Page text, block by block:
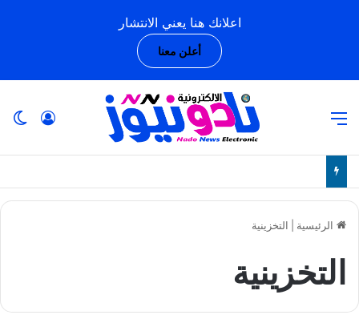
اعلانك هنا يعني الانتشار
أعلن معنا
الرئيسية التخزينية
التخزينية